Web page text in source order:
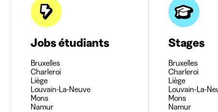
Jobs étudiants
Bruxelles
Charleroi
Liège
Louvain-La-Neuve
Mons
Namur
Stages
Bruxelles
Charleroi
Liège
Louvain-La-
Mons
Namur